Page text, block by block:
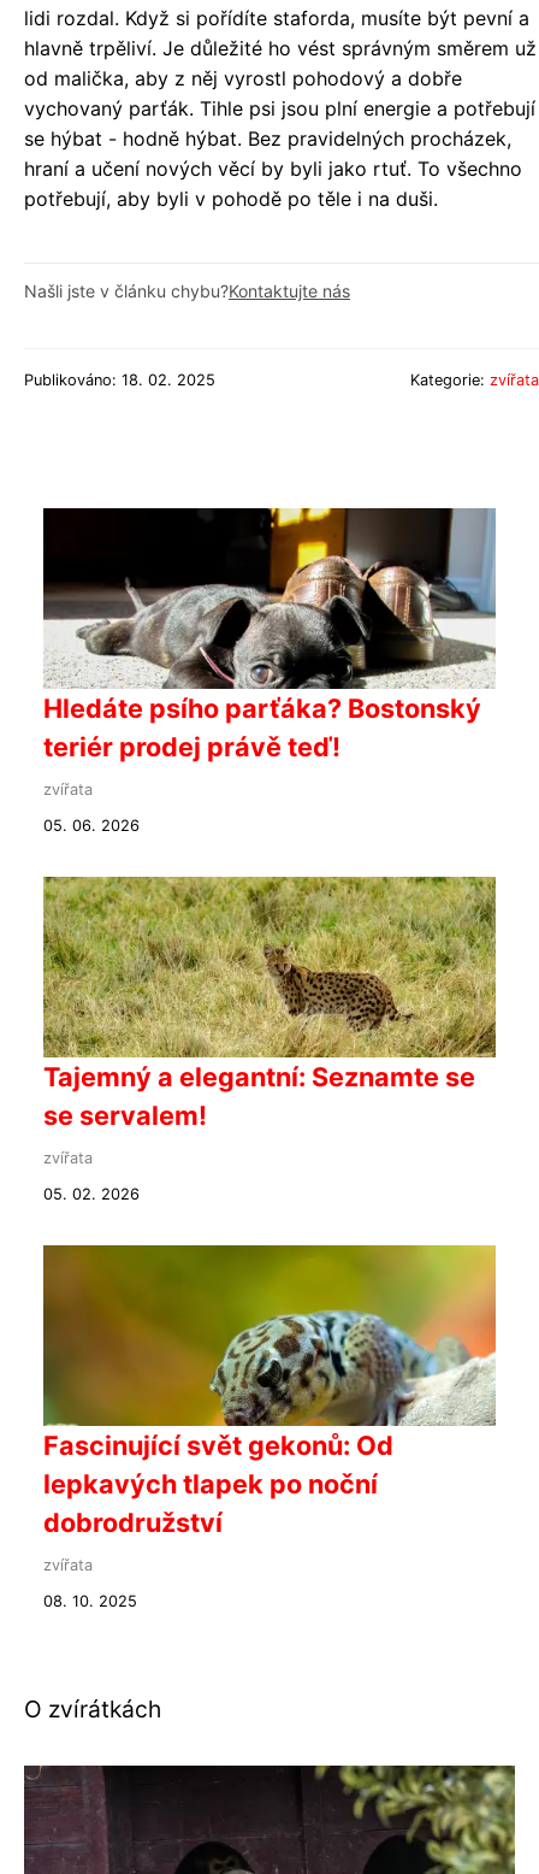
lidi rozdal. Když si pořídíte staforda, musíte být pevní a
hlavně trpěliví. Je důležité ho vést správným směrem už
od malička, aby z něj vyrostl pohodový a dobře
vychovaný parťák. Tihle psi jsou plní energie a potřebují
se hýbat - hodně hýbat. Bez pravidelných procházek,
hraní a učení nových věcí by byli jako rtuť. To všechno
potřebují, aby byli v pohodě po těle i na duši.
Našli jste v článku chybu?Kontaktujte nás
Publikováno: 18. 02. 2025 Kategorie: zvířata
Hledáte psího parťáka? Bostonský
teriér prodej právě teď!
zvířata
05. 06. 2026
Tajemný a elegantní: Seznamte se
se servalem!
zvířata
05. 02. 2026
Fascinující svět gekonů: Od
lepkavých tlapek po noční
dobrodružství
zvířata
08. 10. 2025
O zvírátkách